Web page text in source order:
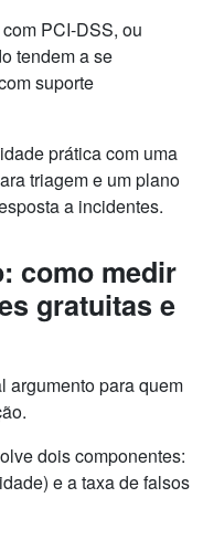
PCI-DSS, ou
tendem a se
suporte
prática com uma
triagem e um plano
a incidentes.
como medir
gratuitas e
argumento para quem
dois componentes:
e a taxa de falsos